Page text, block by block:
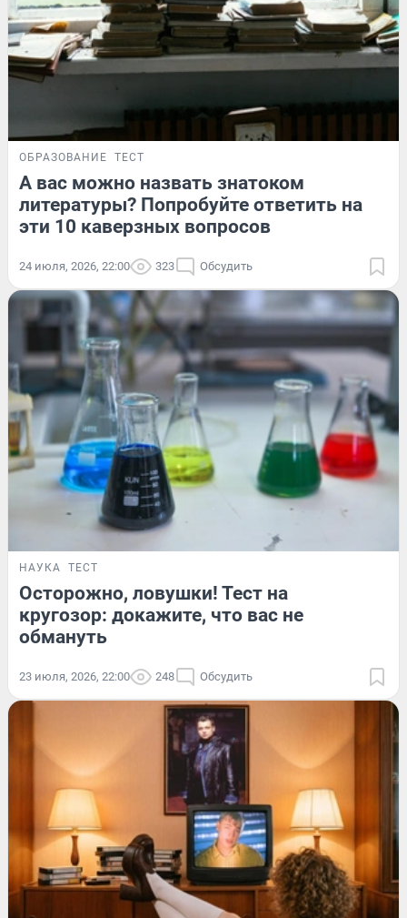
ОБРАЗОВАНИЕ ТЕСТ
А вас можно назвать знатоком
литературы? Попробуйте ответить на
эти 10 каверзных вопросов
24 июля, 2026, 22:00 323 Обсудить
НАУКА ТЕСТ
Осторожно, ловушки! Тест на
кругозор: докажите, что вас не
обмануть
23 июля, 2026, 22:00 248 Обсудить